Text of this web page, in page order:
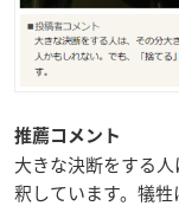
推薦コメント
大きな決断をする
釈しています。犠